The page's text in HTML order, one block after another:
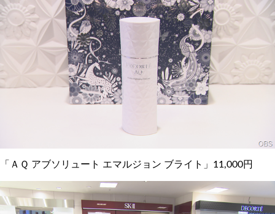
「ＡＱ アブソリュート エマルジョン ブライト」11,000円